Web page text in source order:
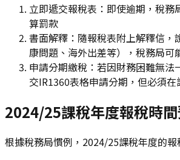
立即遞交報稅表：即使逾期，稅務
算罰款
書面解釋：隨報稅表附上解釋信，
康問題、海外出差等），稅務局可
申請分期繳稅：若因財務困難無法
交IR1360表格申請分期，但必須
2024/25課稅年度報稅時
根據稅務局慣例，2024/25課稅年度的報